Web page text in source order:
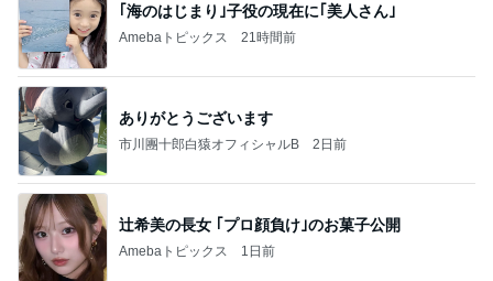
｢海のはじまり｣子役の現在に｢美人さん｣
Amebaトピックス 21時間前
ありがとうございます
市川團十郎白猿オフィシャルB 2日前
辻希美の長女 ｢プロ顔負け｣のお菓子公開
Amebaトピックス 1日前